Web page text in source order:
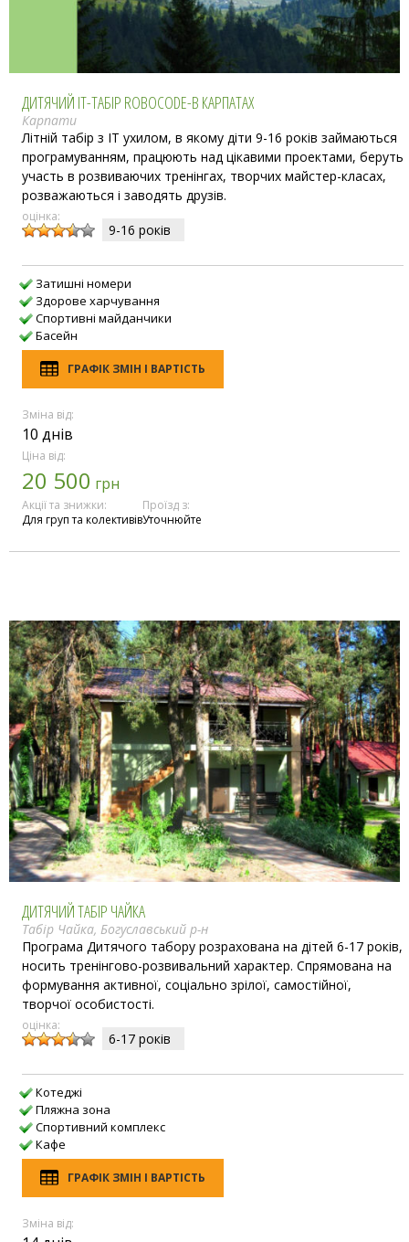
ДИТЯЧИЙ IT-ТАБІР ROBOCODE-В КАРПАТАХ
Карпати
Літній табір з IT ухилом, в якому діти 9-16 років займаються
програмуванням, працюють над цікавими проектами, беруть
участь в розвиваючих тренінгах, творчих майстер-класах,
розважаються і заводять друзів.
оцінка:
9-16 рокiв
Затишні номери
Здорове харчування
Спортивні майданчики
Басейн
ГРАФІК ЗМІН І ВАРТІСТЬ
Зміна від:
10 днів
Ціна від:
20 500 грн
Акції та знижки:
Для груп та колективів
Проїзд з:
Уточнюйте
ДИТЯЧИЙ ТАБІР ЧАЙКА
Табір Чайка, Богуславський р-н
Програма Дитячого табору розрахована на дітей 6-17 років,
носить тренінгово-розвивальний характер. Спрямована на
формування активної, соціально зрілої, самостійної,
творчої особистості.
оцінка:
6-17 рокiв
Котеджі
Пляжна зона
Спортивний комплекс
Кафе
ГРАФІК ЗМІН І ВАРТІСТЬ
Зміна від: